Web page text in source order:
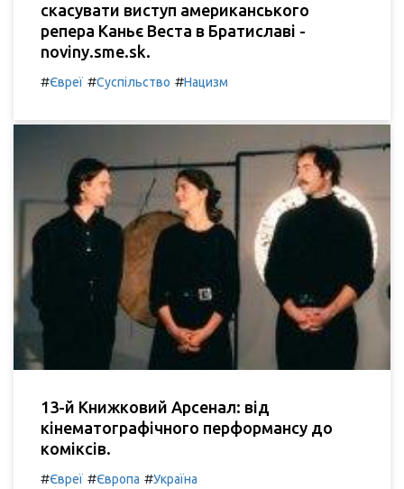
скасувати виступ американського
репера Каньє Веста в Братиславі -
noviny.sme.sk.
#Євреї #Суспільство #Нацизм
13-й Книжковий Арсенал: від
кінематографічного перформансу до
коміксів.
#Євреї #Європа #Україна